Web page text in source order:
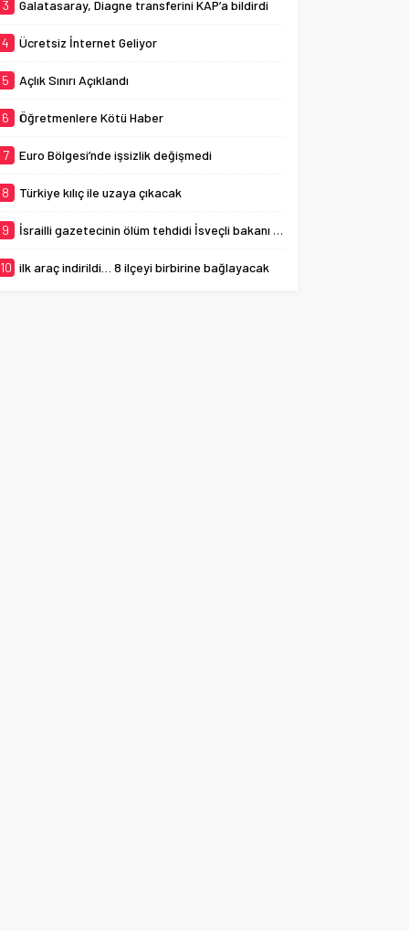
3 Galatasaray, Diagne transferini KAP’a bildirdi
4 Ücretsiz İnternet Geliyor
5 Açlık Sınırı Açıklandı
6 Öğretmenlere Kötü Haber
7 Euro Bölgesi’nde işsizlik değişmedi
8 Türkiye kılıç ile uzaya çıkacak
9 İsrailli gazetecinin ölüm tehdidi İsveçli bakanı ağlattı
10 ilk araç indirildi… 8 ilçeyi birbirine bağlayacak